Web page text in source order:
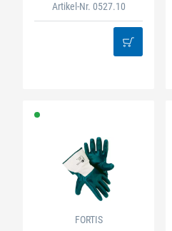
Artikel-Nr. 0527.10
FORTIS